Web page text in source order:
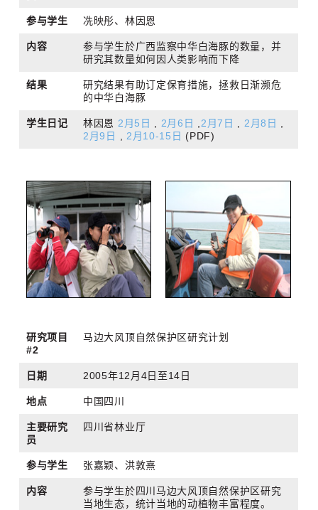
参与学生 冼映彤、林因恩
内容
参与学生於广西监察中华白海豚的数量，并
研究其数量如何因人类影响而下降
结果
研究结果有助订定保育措施，拯救日渐濒危
的中华白海豚
学生日记 林因恩 2月5日 2月6日 2月7日 2月8日
2月9日
2月10-15日 (PDF)
研究项目
#2
马边大风顶自然保护区研究计划
日期 2005年12月4日至14日
地点 中国四川
主要研究
员
四川省林业厅
参与学生 张嘉颖、洪敦熹
内容
参与学生於四川马边大风顶自然保护区研究
当地生态，统计当地的动植物丰富程度。